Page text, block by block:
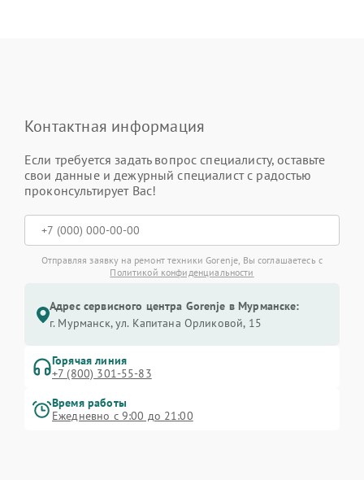
Контактная информация
Если требуется задать вопрос специалисту, оставьте
свои данные и дежурный специалист с радостью
проконсультирует Вас!
Отправляя заявку на ремонт техники Gorenje, Вы соглашаетесь с
Политикой конфиденциальности
Адрес сервисного центра Gorenje в Мурманске:
г. Мурманск, ул. Капитана Орликовой, 15
Горячая линия
+7 (800) 301-55-83
Время работы
Ежедневно с 9:00 до 21:00